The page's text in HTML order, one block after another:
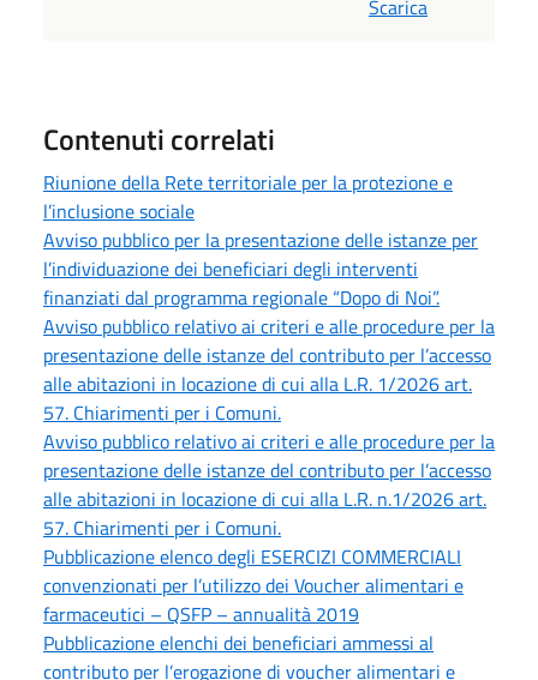
Scarica
Contenuti correlati
Riunione della Rete territoriale per la protezione e
l’inclusione sociale
Avviso pubblico per la presentazione delle istanze per
l’individuazione dei beneficiari degli interventi
finanziati dal programma regionale “Dopo di Noi”.
Avviso pubblico relativo ai criteri e alle procedure per la
presentazione delle istanze del contributo per l’accesso
alle abitazioni in locazione di cui alla L.R. 1/2026 art.
57. Chiarimenti per i Comuni.
Avviso pubblico relativo ai criteri e alle procedure per la
presentazione delle istanze del contributo per l’accesso
alle abitazioni in locazione di cui alla L.R. n.1/2026 art.
57. Chiarimenti per i Comuni.
Pubblicazione elenco degli ESERCIZI COMMERCIALI
convenzionati per l’utilizzo dei Voucher alimentari e
farmaceutici – QSFP – annualità 2019
Pubblicazione elenchi dei beneficiari ammessi al
contributo per l’erogazione di voucher alimentari e